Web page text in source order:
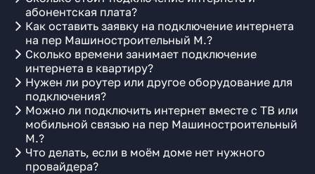
абонентская плата?
Как оставить заявку на подключение интернета
на пер Машиностроительный М.?
Сколько времени занимает подключение
интернета в квартиру?
Нужен ли роутер или другое оборудование для
подключения?
Можно ли подключить интернет вместе с ТВ или
мобильной связью на пер Машиностроительный
М.?
Что делать, если в моём доме нет нужного
провайдера?